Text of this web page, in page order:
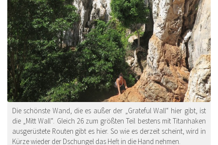
Die schönste Wand, die es außer der „Grateful Wall“ hier gibt, ist
die „Mitt Wall“. Gleich 26 zum größten Teil bestens mit Titanhaken
ausgerüstete Routen gibt es hier. So wie es derzeit scheint, wird in
Kürze wieder der Dschungel das Heft in die Hand nehmen.